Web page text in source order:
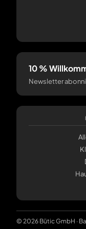
10 %
Newsletter
© 2026 Bütic GmbH ·